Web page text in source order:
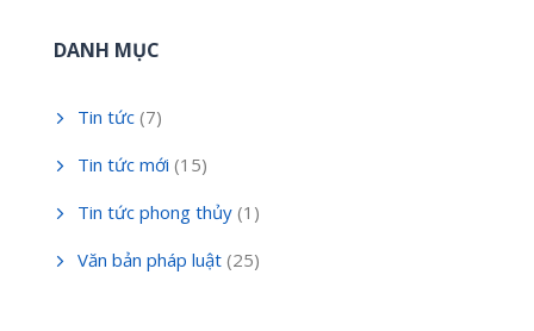
DANH MỤC
Tin tức (7)
Tin tức mới (15)
Tin tức phong thủy (1)
Văn bản pháp luật (25)